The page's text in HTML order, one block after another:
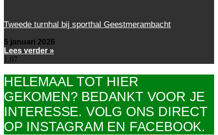
Tweede turnhal bij sporthal Geestmerambacht
5 januari 2026
Lees verder »
HELEMAAL TOT HIER
GEKOMEN? BEDANKT VOOR JE
INTERESSE. VOLG ONS DIRECT
OP INSTAGRAM EN FACEBOOK.